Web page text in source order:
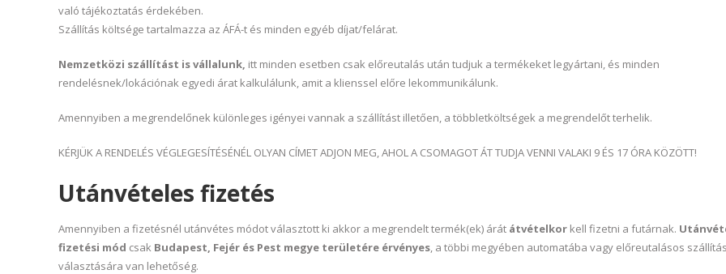
való tájékoztatás érdekében.
Szállítás költsége tartalmazza az ÁFÁ-t és minden egyéb díjat/felárat.
Nemzetközi szállítást is vállalunk, itt minden esetben csak előreutalás után tudjuk a termékeket legyártani, és minden
rendelésnek/lokációnak egyedi árat kalkulálunk, amit a klienssel előre lekommunikálunk.
Amennyiben a megrendelőnek különleges igényei vannak a szállítást illetően, a többletköltségek a megrendelőt terhelik.
KÉRJÜK A RENDELÉS VÉGLEGESÍTÉSÉNÉL OLYAN CÍMET ADJON MEG, AHOL A CSOMAGOT ÁT TUDJA VENNI VALAKI 9 ÉS 17 ÓRA KÖZÖTT!
Utánvételes fizetés
Amennyiben a fizetésnél utánvétes módot választott ki akkor a megrendelt termék(ek) árát átvételkor kell fizetni a futárnak.
fizetési mód csak Budapest, Fejér és Pest megye területére érvényes, a többi megyében automatába vagy előreutalásos
választására van lehetőség.